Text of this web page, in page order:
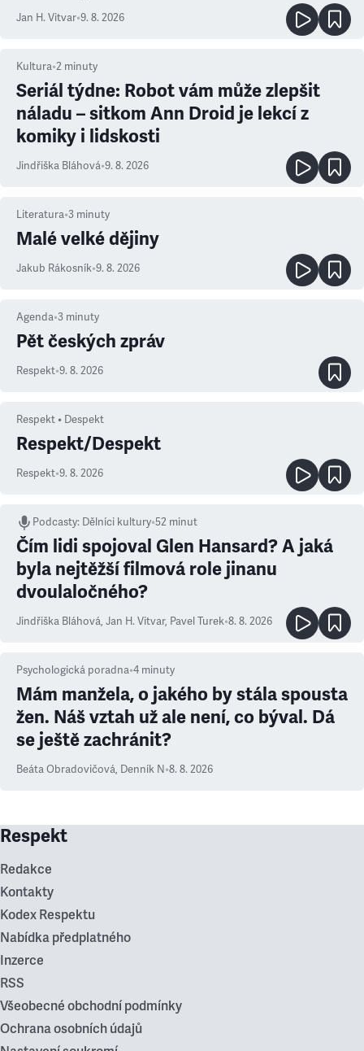
Jan H. Vitvar•9. 8. 2026
Kultura•2 minuty
Seriál týdne: Robot vám může zlepšit
náladu – sitkom Ann Droid je lekcí z
komiky i lidskosti
Jindřiška Bláhová•9. 8. 2026
Literatura•3 minuty
Malé velké dějiny
Jakub Rákosník•9. 8. 2026
Agenda•3 minuty
Pět českých zpráv
Respekt•9. 8. 2026
Respekt • Despekt
Respekt/Despekt
Respekt•9. 8. 2026
Podcasty: Dělníci kultury•52 minut
Čím lidi spojoval Glen Hansard? A jaká
byla nejtěžší filmová role jinanu
dvoulaločného?
Jindřiška Bláhová, Jan H. Vitvar, Pavel Turek•8. 8. 2026
Psychologická poradna•4 minuty
Mám manžela, o jakého by stála spousta
žen. Náš vztah už ale není, co býval. Dá
se ještě zachránit?
Beáta Obradovičová, Denník N•8. 8. 2026
Respekt
Redakce
Kontakty
Kodex Respektu
Nabídka předplatného
Inzerce
RSS
Všeobecné obchodní podmínky
Ochrana osobních údajů